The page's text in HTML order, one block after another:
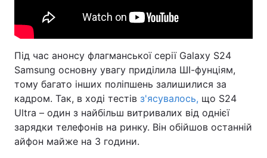
Під час анонсу флагманської серії Galaxy S24
Samsung основну увагу приділила ШІ-фунціям,
тому багато інших поліпшень залишилися за
кадром. Так, в ході тестів з'ясувалось, що S24
Ultra – один з найбільш витривалих від однієї
зарядки телефонів на ринку. Він обійшов останній
айфон майже на 3 години.